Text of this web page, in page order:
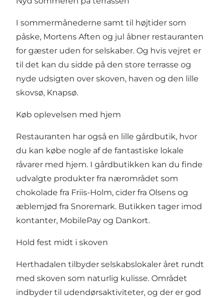
I sommermånederne samt til højtider som
påske, Mortens Aften og jul åbner restauranten
for gæster uden for selskaber. Og hvis vejret er
til det kan du sidde på den store terrasse og
nyde udsigten over skoven, haven og den lille
skovsø, Knapsø.
Køb oplevelsen med hjem
Restauranten har også en lille gårdbutik, hvor
du kan købe nogle af de fantastiske lokale
råvarer med hjem. I gårdbutikken kan du finde
udvalgte produkter fra nærområdet som
chokolade fra Friis-Holm, cider fra Olsens og
æblemjød fra Snoremark. Butikken tager imod
kontanter, MobilePay og Dankort.
Hold fest midt i skoven
Herthadalen tilbyder selskabslokaler året rundt
med skoven som naturlig kulisse. Området
indbyder til udendørsaktiviteter, og der er god